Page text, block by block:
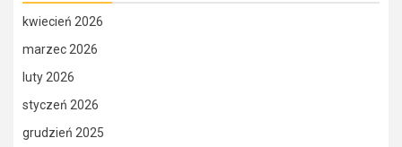
kwiecień 2026
marzec 2026
luty 2026
styczeń 2026
grudzień 2025